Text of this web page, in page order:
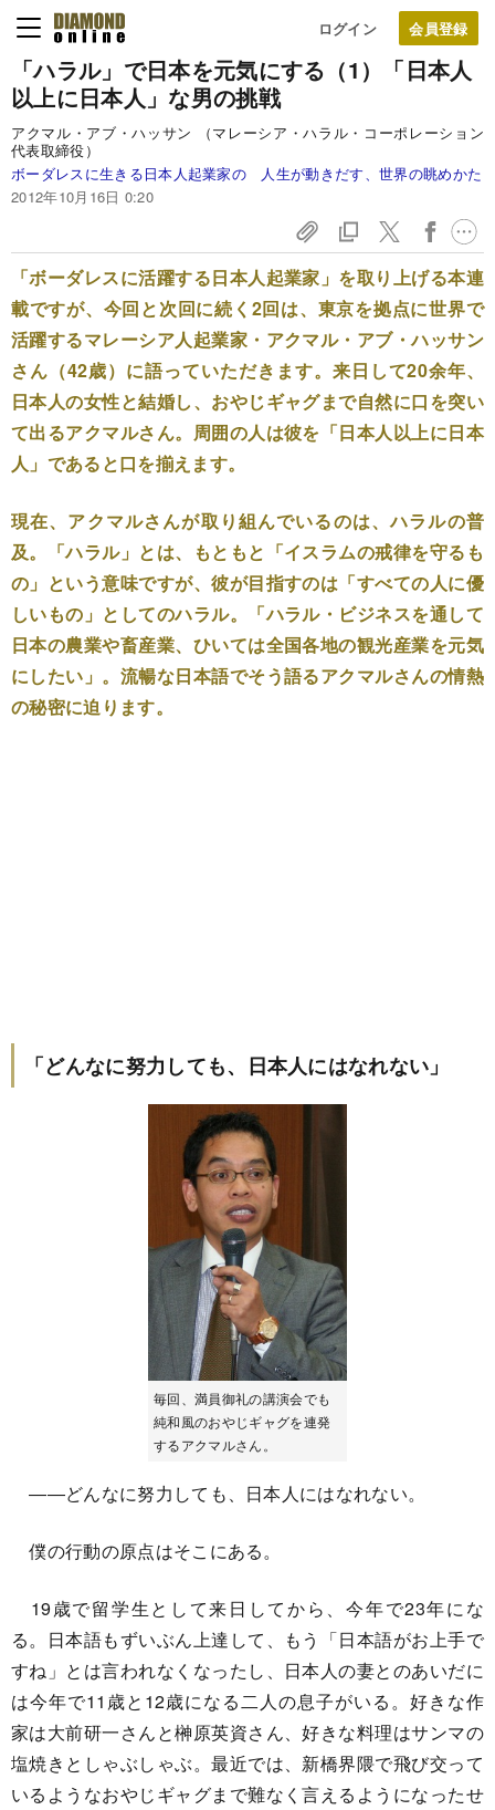
ログイン
「ハラル」で日本を元気にする（1）
「日本人
以上に日本人」な男の挑戦
アクマル・アブ・ハッサン （マレーシア・ハラル・コーポレーション
代表取締役）
ボーダレスに生きる日本人起業家の 人生が動きだす、世界の眺めかた
2012年10月16日 0:20
「ボーダレスに活躍する日本人起業家」を取り上げる本連
載ですが、今回と次回に続く2回は、東京を拠点に世界で
活躍するマレーシア人起業家・アクマル・アブ・ハッサン
さん（42歳）に語っていただきます。来日して20余年、
日本人の女性と結婚し、おやじギャグまで自然に口を突い
て出るアクマルさん。周囲の人は彼を「日本人以上に日本
人」であると口を揃えます。
現在、アクマルさんが取り組んでいるのは、ハラルの普
及。「ハラル」とは、もともと「イスラムの戒律を守るも
の」という意味ですが、彼が目指すのは「すべての人に優
しいもの」としてのハラル。「ハラル・ビジネスを通して
日本の農業や畜産業、ひいては全国各地の観光産業を元気
にしたい」。流暢な日本語でそう語るアクマルさんの情熱
の秘密に迫ります。
「どんなに努力しても、日本人にはなれない」
毎回、満員御礼の講演会でも
純和風のおやじギャグを連発
するアクマルさん。
――どんなに努力しても、日本人にはなれない。
僕の行動の原点はそこにある。
19歳で留学生として来日してから、今年で23年にな
る。日本語もずいぶん上達して、もう「日本語がお上手で
すね」とは言われなくなったし、日本人の妻とのあいだに
は今年で11歳と12歳になる二人の息子がいる。好きな作
家は大前研一さんと榊原英資さん、好きな料理はサンマの
塩焼きとしゃぶしゃぶ。最近では、新橋界隈で飛び交って
いるようなおやじギャグまで難なく言えるようになったせ